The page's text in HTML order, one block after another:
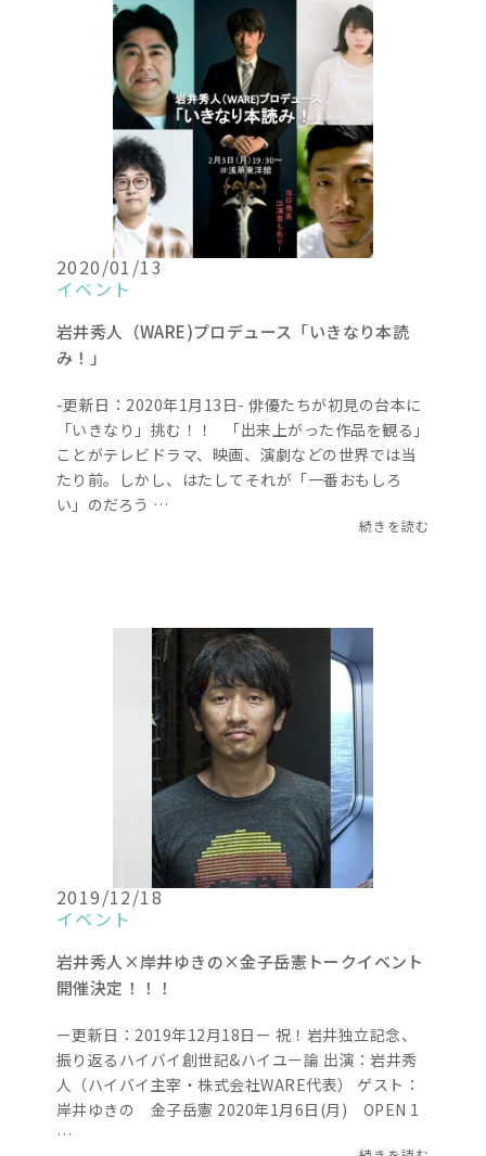
2020/01/13
イベント
岩井秀人（WARE)プロデュース「いきなり本読
み！」
-更新日：2020年1月13日- 俳優たちが初見の台本に
「いきなり」挑む！！ 「出来上がった作品を観る」
ことがテレビドラマ、映画、演劇などの世界では当
たり前。しかし、はたしてそれが「一番おもしろ
い」のだろう …
続きを読む
2019/12/18
イベント
岩井秀人×岸井ゆきの×金子岳憲トークイベント
開催決定！！！
ー更新日：2019年12月18日ー 祝！岩井独立記念、
振り返るハイバイ創世記&ハイユー論 出演：岩井秀
人（ハイバイ主宰・株式会社WARE代表） ゲスト：
岸井ゆきの 金子岳憲 2020年1月6日(月) OPEN 1
…